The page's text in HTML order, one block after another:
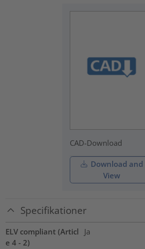
CAD-Download
Download and
View
Specifikationer
ELV compliant (Articl
e 4 - 2)
Ja